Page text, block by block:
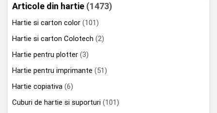
Articole din hartie (1473)
Hartie si carton color (101)
Hartie si carton Colotech (2)
Hartie pentru plotter (3)
Hartie pentru imprimante (51)
Hartie copiativa (6)
Cuburi de hartie si suporturi (101)